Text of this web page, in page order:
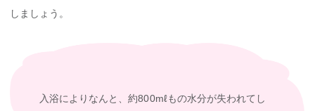
しましょう。
入浴によりなんと、約800mℓもの水分が失われてし